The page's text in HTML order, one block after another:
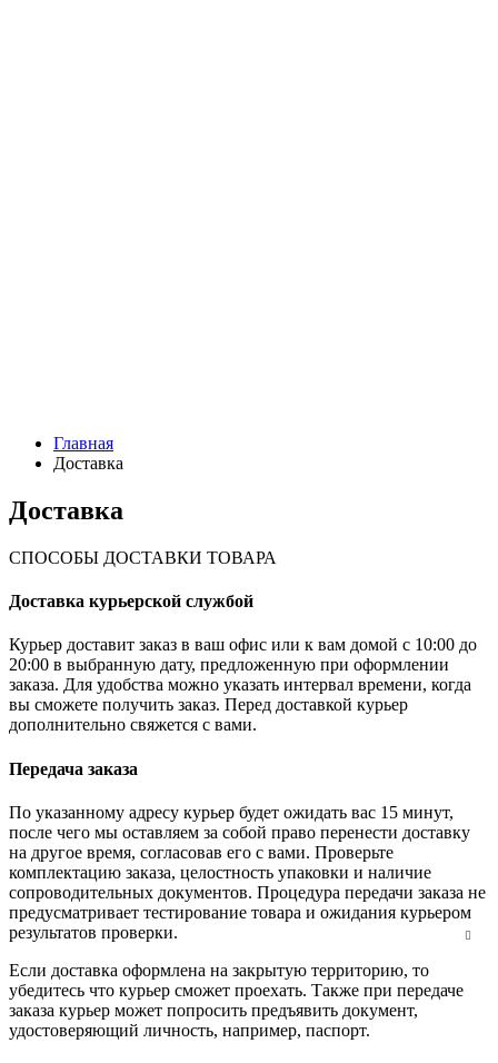
Главная
Доставка
Доставка
СПОСОБЫ ДОСТАВКИ ТОВАРА
Доставка курьерской службой
Курьер доставит заказ в ваш офис или к вам домой с 10:00 до
20:00 в выбранную дату, предложенную при оформлении
заказа. Для удобства можно указать интервал времени, когда
вы сможете получить заказ. Перед доставкой курьер
дополнительно свяжется с вами.
Передача заказа
По указанному адресу курьер будет ожидать вас 15 минут,
после чего мы оставляем за собой право перенести доставку
на другое время, согласовав его с вами. Проверьте
комплектацию заказа, целостность упаковки и наличие
сопроводительных документов. Процедура передачи заказа не
предусматривает тестирование товара и ожидания курьером
результатов проверки.
Если доставка оформлена на закрытую территорию, то
убедитесь что курьер сможет проехать. Также при передаче
заказа курьер может попросить предъявить документ,
удостоверяющий личность, например, паспорт.